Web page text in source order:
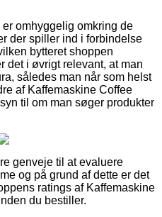
omhyggelig omkring de
der spiller ind i forbindelse
bytteret shoppen
det i øvrigt relevant, at man
således man når som helst
af Kaffemaskine Coffee
til om man søger produkter
genveje til at evaluere
og på grund af dette er det
ratings af Kaffemaskine
du bestiller.